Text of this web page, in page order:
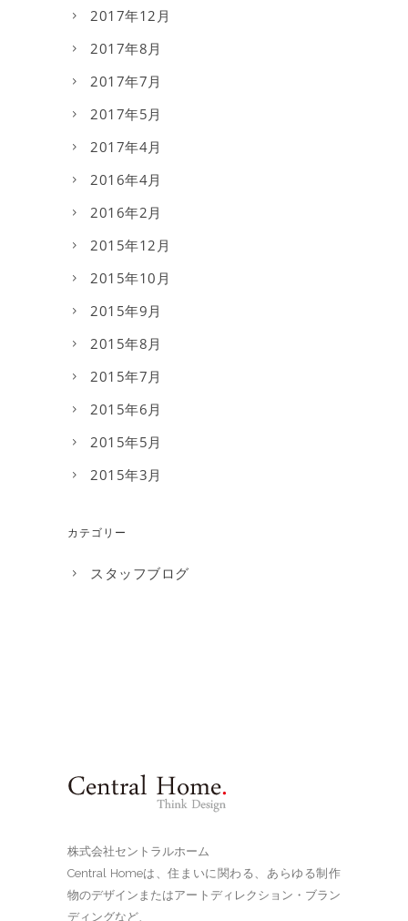
2017年12月
2017年8月
2017年7月
2017年5月
2017年4月
2016年4月
2016年2月
2015年12月
2015年10月
2015年9月
2015年8月
2015年7月
2015年6月
2015年5月
2015年3月
カテゴリー
スタッフブログ
株式会社セントラルホーム
Central Homeは、住まいに関わる、あらゆる制作
物のデザインまたはアートディレクション・ブラン
ディングなど、